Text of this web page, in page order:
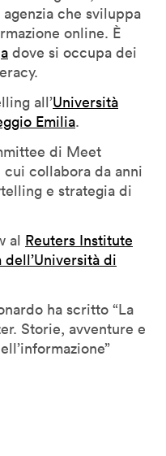
agenzia che sviluppa
online. È
dove si occupa dei
all’Università
Emilia.
di Meet
collabora da anni
e strategia di
al Reuters Institute
di
ha scritto “La
Storie, avventure e